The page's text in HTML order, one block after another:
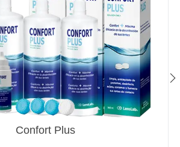
Confort Plus